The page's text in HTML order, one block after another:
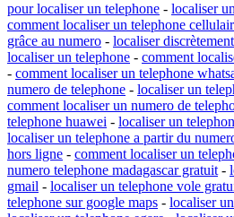
pour localiser un telephone - localiser
comment localiser un telephone
grâce au numero - localiser
localiser un telephone - comment
- comment localiser un telephone
numero de telephone - localiser un
comment localiser un numero de
telephone huawei - localiser un
localiser un telephone a partir du
hors ligne - comment localiser un
numero telephone madagascar gratuit -
gmail - localiser un telephone vole
telephone sur google maps - localiser